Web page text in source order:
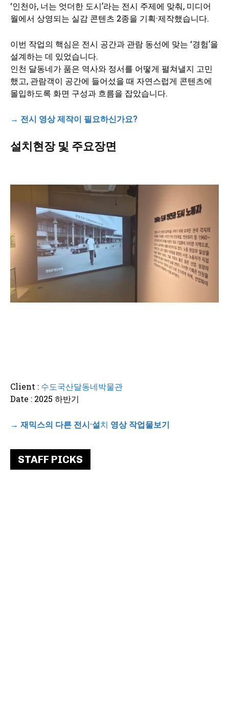
‘인천아, 너는 엇더한 도시’라는 전시 주제에 맞춰, 미디어
월에서 상영되는 실감 콘텐츠 2종을 기획·제작했습니다.
이번 작업의 핵심은 전시 공간과 관람 동선에 맞는 ‘경험’을
설계하는 데 있었습니다.
인천 달동네가 품은 역사와 정서를 어떻게 펼쳐낼지 고민
했고, 관람객이 공간에 들어섰을 때 자연스럽게 콘텐츠에
몰입하도록 화면 구성과 흐름을 잡았습니다.
→ 전시 영상 제작이 필요하신가요?
설치현장 및 주요장면
Client : 수도국산달동네박물관
Date : 2025 하반기
→ 재믹스의 다른 전시·설치 영상 작업물보기
STAFF PICKS